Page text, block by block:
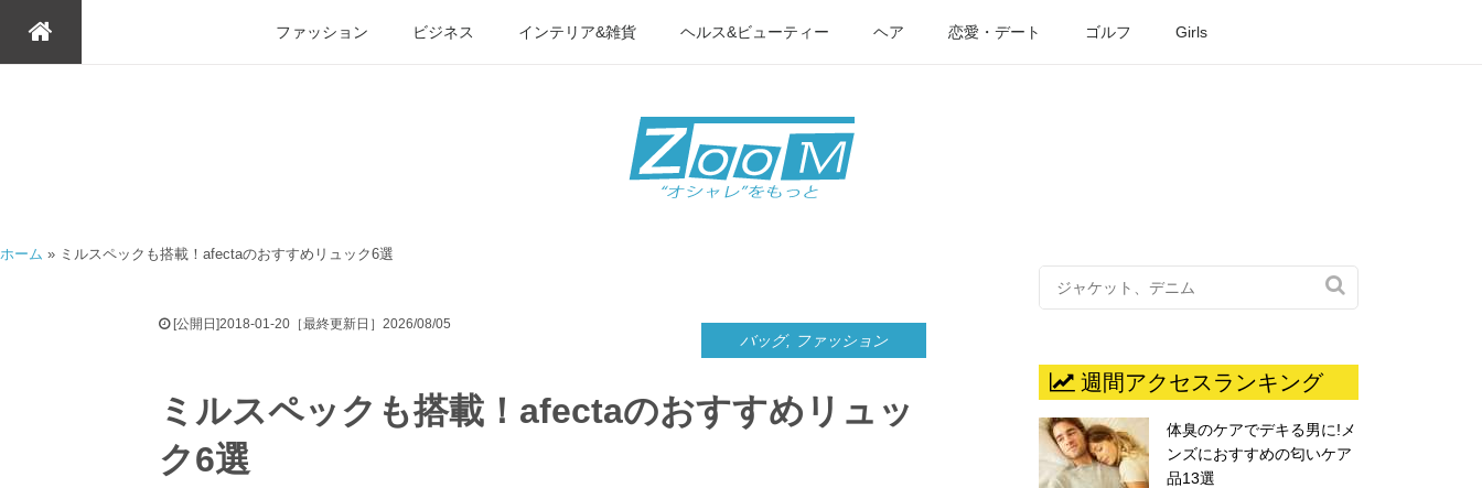
ファッション ビジネス インテリア&雑貨 ヘルス&ビューティー ヘア 恋愛・デート ゴルフ Girls
ホーム » ミルスペックも搭載！afectaのおすすめリュック6選
[公開日]2018-01-20［最終更新日］2026/08/05
バッグ, ファッション
ミルスペックも搭載！afectaのおすすめリュッ
ク6選

週間アクセスランキング
体臭のケアでデキる男に!メ
ンズにおすすめの匂いケア
品13選